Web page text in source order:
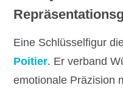
Eine Schlüsselfigur
Poitier. Er verband
emotionale Präzision